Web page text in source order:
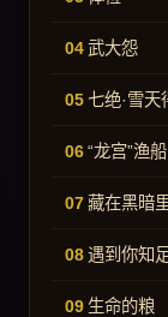
武大怨
七绝·雪天
“龙宫”渔船
藏在黑暗
遇到你知
生命的粮